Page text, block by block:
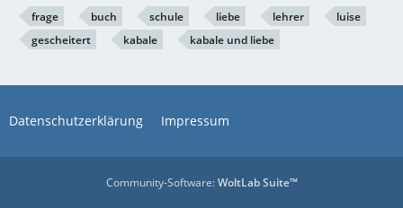
frage buch schule liebe lehrer
luise
gescheitert
kabale kabale und liebe
Datenschutzerklärung Impressum
Community-Software:WoltLab Suite™